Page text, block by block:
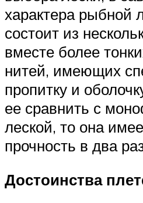
характера рыбной
состоит из
вместе более
нитей, имеющих
пропитку и
ее сравнить с
леской, то она
прочность в два
Достоинства